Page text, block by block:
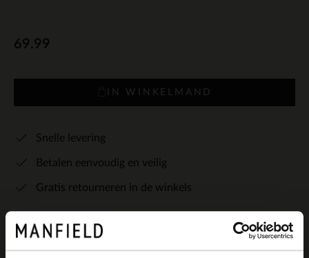
69.99
IN WINKELMAND
Snelle levering
Betalen eenvoudig en veilig
Gratis retourneren in de winkels
Bekijk de winkelvoorraad
Kleuren